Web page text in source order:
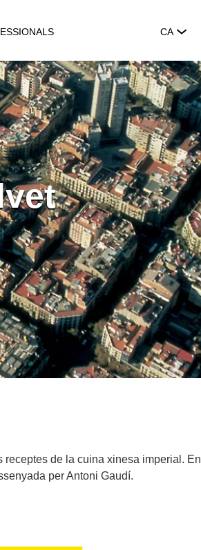
CA
de la cuina xinesa imperial. En
per Antoni Gaudí.